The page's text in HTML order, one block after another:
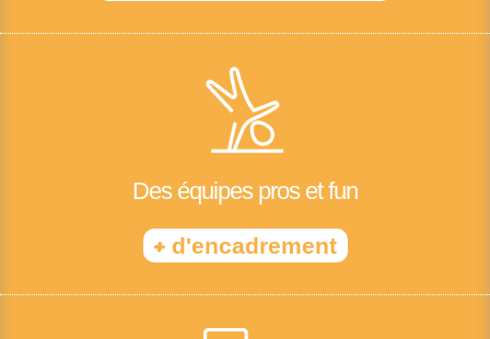
Des équipes pros et fun
+d'encadrement